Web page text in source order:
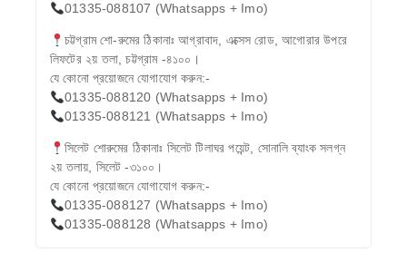
01335-088107 (Whatsapps + Imo)
চট্টগ্রাম শো-রুমের ঠিকানাঃ আগ্রাবাদ, এক্সেস রোড, আগোরার উপরে
লিফটের ২য় তলা, চট্টগ্রাম -৪১০০।
যে কোনো প্রয়োজনে যোগাযোগ করুন:-
01335-088120 (Whatsapps + Imo)
01335-088121 (Whatsapps + Imo)
সিলেট শোরুমের ঠিকানাঃ সিলেট টিলাঘর পয়েন্ট, সোনালি ব্যাংক সলগ্ন
২য় তলায়, সিলেট -৩১০০।
যে কোনো প্রয়োজনে যোগাযোগ করুন:-
01335-088127 (Whatsapps + Imo)
01335-088128 (Whatsapps + Imo)